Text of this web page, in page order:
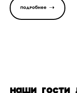
Подробнее ➝
Наши гости